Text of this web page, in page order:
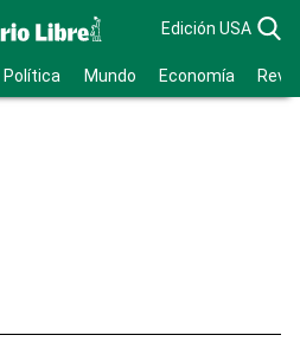
Edición USA
Política Mundo Economía